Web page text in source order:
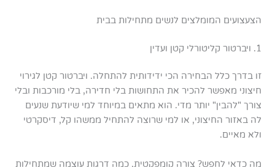
הצעצועים המומלצים לנשים מתחילות בבית
1. ויברטור קליטורלי קטן ועדין
זו בדרך כלל הבחירה הכי ידידותית להתחלה. ויברטור קטן לגירוי
חיצוני מאפשר להכיר את התחושות בלי חדירה, בלי מורכבות ובלי
צורך "להבין" יותר מדי. הוא מתאים במיוחד למי שיודעת שנעים
לה באזור החיצוני, או למי שרוצה להתחיל ממשהו קל, דיסקרטי
ולא מאיים.
מה כדאי לחפש? צורה קומפקטית, כמה דרגות עוצמה שמתחילות